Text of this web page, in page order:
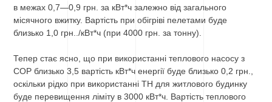
в межах 0,7—0,9 грн. за кВт*ч залежно від загального
місячного вжитку. Вартість при обігріві пелетами буде
близько 1,0 грн../кВт*ч (при 4000 грн. за тонну).
Тепер стає ясно, що при використанні теплового насосу з
COP близько 3,5 вартість кВт*ч енергії буде близько 0,2 грн.,
оскільки рідко при використанні ТН для житлового будинку
буде перевищення ліміту в 3000 кВт*ч. Вартість теплового